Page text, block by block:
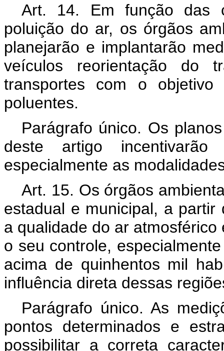
Art. 14. Em função das
poluição do ar, os órgãos
planejarão e implantarão
veículos reorientação do
transportes com o
poluentes.
Parágrafo único. Os
deste artigo
especialmente as
Art. 15. Os órgãos
estadual e municipal, a
a qualidade do ar
o seu controle,
acima de quinhentos mil
influência direta dessas
Parágrafo único. As
pontos determinados e
possibilitar a correta